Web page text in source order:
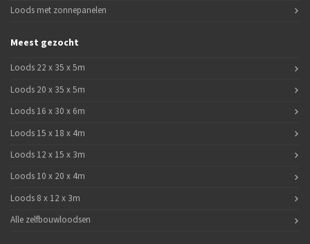
Loods met zonnepanelen
Meest gezocht
Loods 22 x 35 x 5m
Loods 20 x 35 x 5m
Loods 16 x 30 x 6m
Loods 15 x 18 x 4m
Loods 12 x 15 x 3m
Loods 10 x 20 x 4m
Loods 8 x 12 x 3m
Alle zelfbouwloodsen